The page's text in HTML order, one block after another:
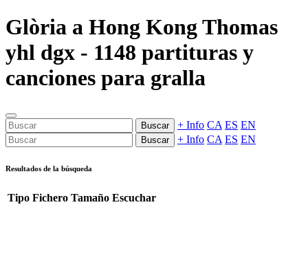
Glòria a Hong Kong Thomas
yhl dgx - 1148 partituras y
canciones para gralla
Buscar + Info CA ES EN
Buscar + Info CA ES EN
Resultados de la búsqueda
Tipo Fichero Tamaño Escuchar